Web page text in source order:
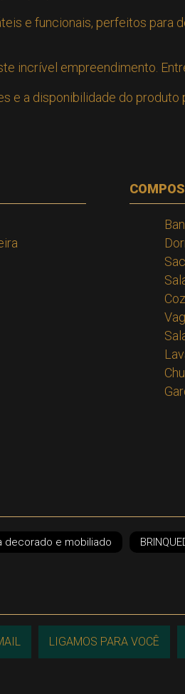
e funcionais, perfeitos para
incrível empreendimento.
e a disponibilidade do
decorado e mobiliado
LIGAMOS PARA VOCÊ